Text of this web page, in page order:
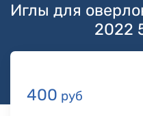
Иглы для
2022
400 руб